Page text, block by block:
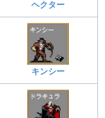
ヘクター
キンシー